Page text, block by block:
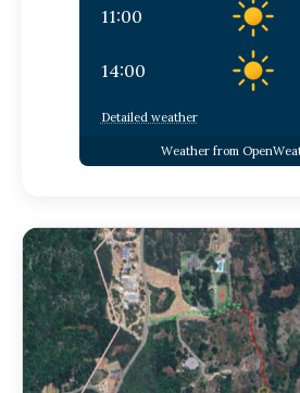
11:00
14:00
Detailed weather
Weather from